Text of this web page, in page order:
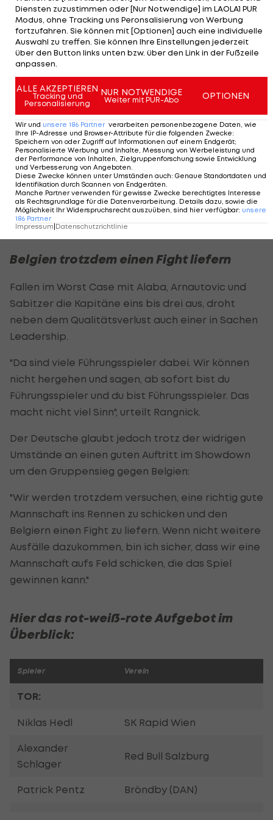
"Dass er dabei ist, hat natürlich damit zu tun, dass
die drei anderen etatmäßigen Mittelstürmer
womöglich alle drei ausfallen. Ohne ihm zu nahe zu
treten, aber wenn die anderen drei alle dabei
gewesen wären, wäre er jetzt wahrscheinlich
noch nicht dabei gewesen."
In derPremier Leaguehat der Wiener seit seinem
Comeback 16 Minuten absolviert. Dazu kommen
zwei einstündige Einsätze in Pokalspielen.
"Nach so einer langen Verletzungspause hat er
noch nicht viele Meter auf dem Tacho", befindet
Rangnick.
Belgien trotzdem einen Fight liefern
Fallen im Worst Case mit Alaba, Arnautovic und
Sabitzer die Kapitäne eins bis drei aus, droht
neben dem Qualitätsverlust auch einer in Sachen
Leadership.
"Da sind viele Führungsspieler dabei. Wir können
nicht hergehen und sagen, ab sofort bist du
Führungsspieler und du bist Führungsspieler. Das
macht nicht viel Sinn", urteilt Rangnick.
Der Deutsche glaubt jedoch trotz der widrigen
Umstände an einen guten Auftritt im Showdown
um den Gruppensieg gegen Belgien:
"Wir werden trotzdem versuchen, eine richtig gute
Mannschaft ins Rennen zu schicken und den
Belgiern einen Fight zu liefern. Wenn nicht weitere
Ausfälle dazukommen, bin ich sicher, dass wir eine
Mannschaft aufs Feld schicken, die das Spiel
gewinnen kann."
Hier das rot-weiß-rote Aufgebot im
Überblick:
Spieler Verein
TOR:
Niklas Hedl SK Rapid Wien
Alexander
Schlager
Red Bull Salzburg
Patrick Pentz Bröndby (DAN)
Diensten zuzustimmen oder [Nur Notwendige] im LAOLA1 PUR
Modus, ohne Tracking uns Peronsalisierung von Werbung
fortzufahren. Sie können mit [Optionen] auch eine individuelle
Auswahl zu treffen. Sie können Ihre Einstellungen jederzeit
über den Button links unten bzw. über den Link in der Fußzeile
anpassen.
ALLE AKZEPTIEREN
Tracking und
Personalisierung
NUR NOTWENDIGE
Weiter mit PUR-Abo OPTIONEN
Wir und unsere 186 Partner verarbeiten personenbezogene Daten, wie
Ihre IP-Adresse und Browser-Attribute für die folgenden Zwecke:
Speichern von oder Zugriff auf Informationen auf einem Endgerät;
Personalisierte Werbung und Inhalte, Messung von Werbeleistung und
der Performance von Inhalten, Zielgruppenforschung sowie Entwicklung
und Verbesserung von Angeboten
Diese Zwecke können unter Umständen auch: Genaue Standortdaten und
Identifikation durch Scannen von Endgeräten
Manche Partner verwenden für gewisse Zwecke berechtigtes Interesse
als Rechtsgrundlage für die Datenverarbeitung. Details dazu, sowie die
Möglichkeit Ihr Widerspruchsrecht auszuüben, sind hier verfügbar: unsere
186 Partner
Impressum|Datenschutzrichtlinie